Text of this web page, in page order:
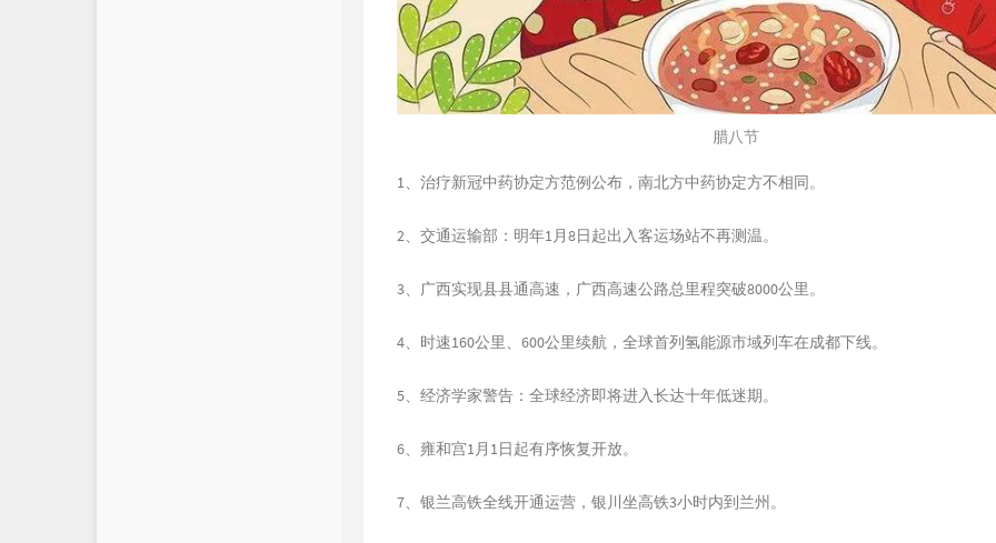
腊八节
1、治疗新冠中药协定方范例公布，南北方中药协定方不相同。
2、交通运输部：明年1月8日起出入客运场站不再测温。
3、广西实现县县通高速，广西高速公路总里程突破8000公里。
4、时速160公里、600公里续航，全球首列氢能源市域列车在成都下线。
5、经济学家警告：全球经济即将进入长达十年低迷期。
6、雍和宫1月1日起有序恢复开放。
7、银兰高铁全线开通运营，银川坐高铁3小时内到兰州。